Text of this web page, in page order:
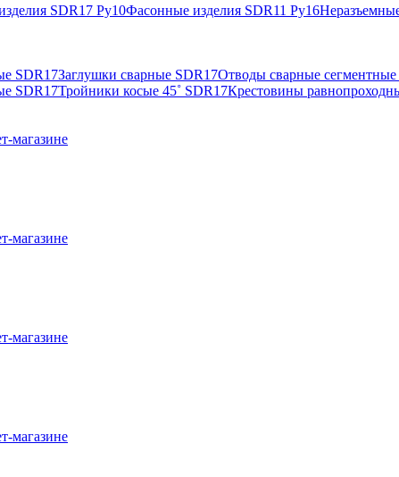
SDR17 Ру10Фасонные изделия SDR11 Ру16
SDR17Заглушки сварные SDR17Отводы сварные сегментные
SDR17Тройники косые 45˚ SDR17Крестовины